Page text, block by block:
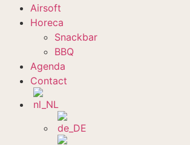
Airsoft
Horeca
Snackbar
BBQ
Agenda
Contact